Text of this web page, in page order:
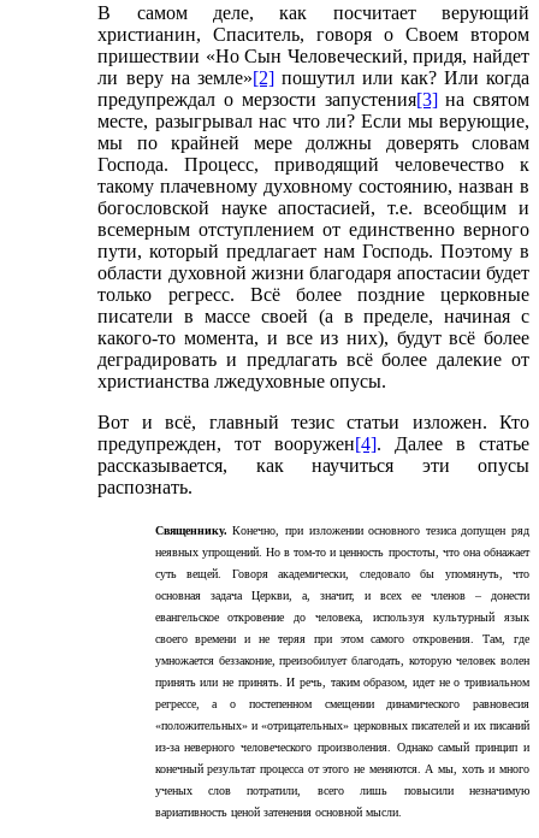
В самом деле, как посчитает верующий
христианин, Спаситель, говоря о Своем втором
пришествии «Но Сын Человеческий, придя, найдет
ли веру на земле»[2]пошутил или как? Или когда
предупреждал о мерзости запустения[3]на святом
месте, разыгрывал нас что ли? Если мы верующие,
мы по крайней мере должны доверять словам
Господа. Процесс, приводящий человечество к
такому плачевному духовному состоянию, назван в
богословской науке апостасией, т.е. всеобщим и
всемерным отступлением от единственно верного
пути, который предлагает нам Господь. Поэтому в
области духовной жизни благодаря апостасии будет
только регресс. Всё более поздние церковные
писатели в массе своей (а в пределе, начиная с
какого-то момента, и все из них), будут всё более
деградировать и предлагать всё более далекие от
христианства лжедуховные опусы.
Вот и всё, главный тезис статьи изложен. Кто
предупрежден, тот вооружен[4]. Далее в статье
рассказывается, как научиться эти опусы
распознать.
Священнику. Конечно, при изложении основного тезиса допущен ряд
неявных упрощений. Но в том-то и ценность простоты, что она обнажает
суть вещей. Говоря академически, следовало бы упомянуть, что
основная задача Церкви, а, значит, и всех ее членов – донести
евангельское откровение до человека, используя культурный язык
своего времени и не теряя при этом самого откровения. Там, где
умножается беззаконие, преизобилует благодать, которую человек волен
принять или не принять. И речь, таким образом, идет не о тривиальном
регрессе, а о постепенном смещении динамического равновесия
«положительных» и «отрицательных» церковных писателей и их писаний
из-за неверного человеческого произволения. Однако самый принцип и
конечный результат процесса от этого не меняются. А мы, хоть и много
ученых слов потратили, всего лишь повысили незначимую
вариативность ценой затенения основной мысли.